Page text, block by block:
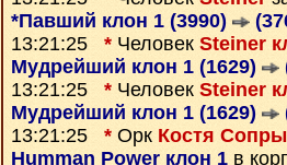
*Павший клон 1 (3990)
13:21:25 * Человек Steiner
Мудрейший клон 1 (1629)
13:21:25 * Человек Steiner
Мудрейший клон 1 (1629)
13:21:25 * Орк Костя
Humman Power клон 1 в